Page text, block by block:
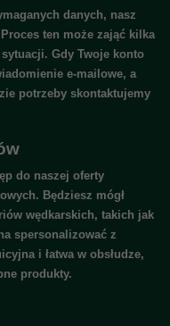
danych, nasz
ten może zająć kilka
Gdy Twoje konto
e-mailowe, a
potrzeby skontaktujemy
do naszej oferty
Będziesz mógł
wędkarskich, takich jak
spersonalizować z
i łatwa w obsłudze,
produkty.